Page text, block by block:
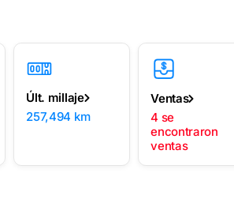
Últ. millaje
257,494 km
Ventas
4 se
encontraron
ventas